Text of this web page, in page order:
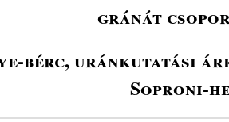
gránát
bérc, uránkutatási
Soproni-